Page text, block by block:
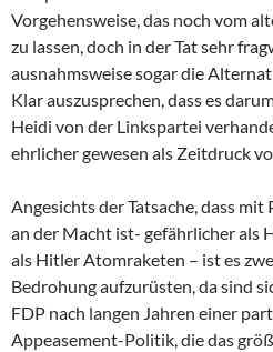
Vorgehensweise, das noch vom
zu lassen, doch in der Tat sehr
ausnahmsweise sogar die
Klar auszusprechen, dass es
Heidi von der Linkspartei
ehrlicher gewesen als Zeitdruck
Angesichts der Tatsache, dass
an der Macht ist- gefährlicher als
als Hitler Atomraketen – ist es
Bedrohung aufzurüsten, da sind
FDP nach langen Jahren einer
Appeasement-Politik, die das